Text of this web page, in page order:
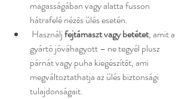
magasságában vagy alatta fusson
hátrafelé nézős ülés esetén.
Használj fejtámaszt vagy betétet, amit a
gyártó jóváhagyott – ne tegyél plusz
párnát vagy puha kiegészítőt, ami
megváltoztathatja az ülés biztonsági
tulajdonságait.